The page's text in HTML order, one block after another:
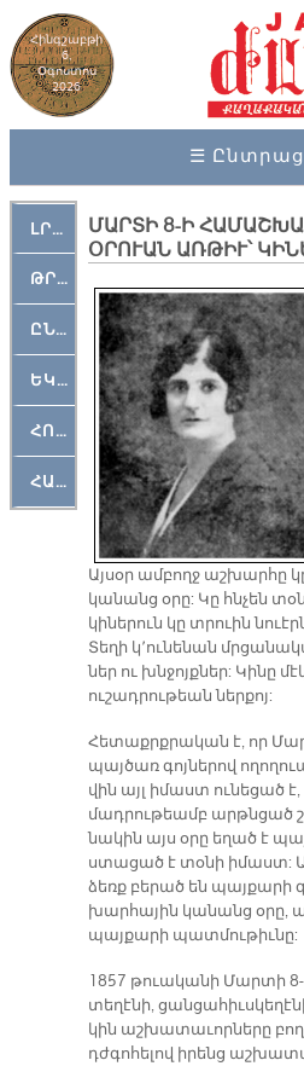
Հինգշաբթի
6,
Օգոստոս
2026
☰
ԼՐԱՀՈՍ
ԹՐՔԱՀԱՅ ԿԵԱՆՔ
ԸՆԿԵՐԱՄՇԱԿՈՒԹԱՅԻՆ
ԵԿԵՂԵՑԱԿԱՆ
ՀՈԳԵՄՏԱՒՈՐ
ՀԱՐԹԱԿ
ՄԱՐՏԻ 8-Ի
ՕՐՈՒԱՆ ԱՌԹԻՒ՝
Այ­սօր ամ­բողջ աշ­խար­հը
կա­նանց օ­րը: Կը հնչեն
կի­նե­րուն կը տրուին
Տե­ղի կ՚ու­նե­նան
ներ ու խնջոյք­ներ: Կի­նը
ու­շադ­րու­թեան ներ­քոյ:
Հե­տաքրք­րա­կան է, որ
պայ­ծառ գոյ­նե­րով
վին այլ ի­մաստ ու­նե­ցած
մադ­րու­թեամբ արթն­ցած
նա­կին այս օ­րը ե­ղած է
ստա­ցած է տօ­նի ի­մաստ:
ձեռք բե­րած են պայ­քա­րի
խար­հա­յին կա­նանց օ­րը,
պայ­քա­րի պատ­մու­թիւ­նը:
1857 թուա­կա­նի Մար­տի 8-
տե­ղէ­նի,
կին աշ­խա­տա­ւոր­նե­րը
դժգո­հե­լով ի­րենց